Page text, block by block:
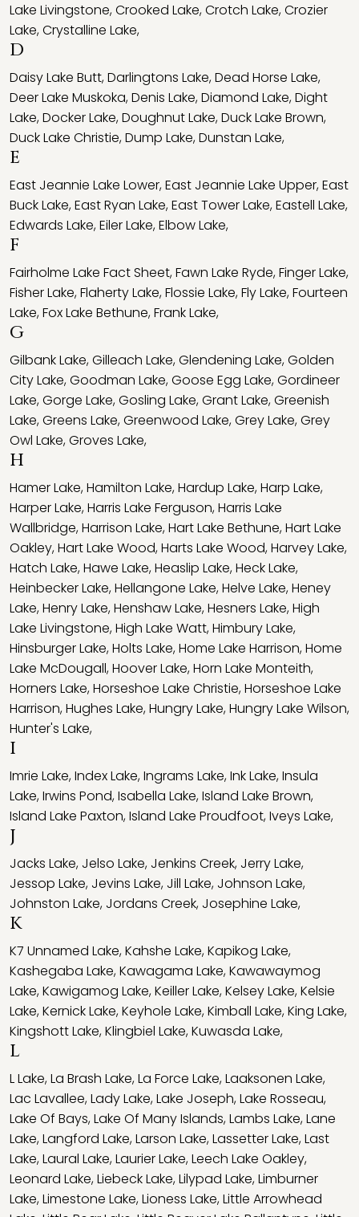
Lake Livingstone,Crooked Lake,Crotch Lake,Crozier
Lake,Crystalline Lake,
D
Daisy Lake Butt,Darlingtons Lake,Dead Horse Lake,
Deer Lake Muskoka,Denis Lake,Diamond Lake,Dight
Lake,Docker Lake,Doughnut Lake,Duck Lake Brown,
Duck Lake Christie,Dump Lake,Dunstan Lake,
E
East Jeannie Lake Lower,East Jeannie Lake Upper,East
Buck Lake,East Ryan Lake,East Tower Lake,Eastell Lake,
Edwards Lake,Eiler Lake,Elbow Lake,
F
Fairholme Lake Fact Sheet,Fawn Lake Ryde,Finger Lake,
Fisher Lake,Flaherty Lake,Flossie Lake,Fly Lake,Fourteen
Lake,Fox Lake Bethune,Frank Lake,
G
Gilbank Lake,Gilleach Lake,Glendening Lake,Golden
City Lake,Goodman Lake,Goose Egg Lake,Gordineer
Lake,Gorge Lake,Gosling Lake,Grant Lake,Greenish
Lake,Greens Lake,Greenwood Lake,Grey Lake,Grey
Owl Lake,Groves Lake,
H
Hamer Lake,Hamilton Lake,Hardup Lake,Harp Lake,
Harper Lake,Harris Lake Ferguson,Harris Lake
Wallbridge,Harrison Lake,Hart Lake Bethune,Hart Lake
Oakley,Hart Lake Wood,Harts Lake Wood,Harvey Lake,
Hatch Lake,Hawe Lake,Heaslip Lake,Heck Lake,
Heinbecker Lake,Hellangone Lake,Helve Lake,Heney
Lake,Henry Lake,Henshaw Lake,Hesners Lake,High
Lake Livingstone,High Lake Watt,Himbury Lake,
Hinsburger Lake,Holts Lake,Home Lake Harrison,Home
Lake McDougall,Hoover Lake,Horn Lake Monteith,
Horners Lake,Horseshoe Lake Christie,Horseshoe Lake
Harrison,Hughes Lake,Hungry Lake,Hungry Lake Wilson,
Hunter's Lake,
I
Imrie Lake,Index Lake,Ingrams Lake,Ink Lake,Insula
Lake,Irwins Pond,Isabella Lake,Island Lake Brown,
Island Lake Paxton,Island Lake Proudfoot,Iveys Lake,
J
Jacks Lake, Jelso Lake, Jenkins Creek, Jerry Lake,
Jessop Lake, Jevins Lake, Jill Lake, Johnson Lake,
Johnston Lake, Jordans Creek, Josephine Lake,
K
K7 Unnamed Lake,Kahshe Lake,Kapikog Lake,
Kashegaba Lake,Kawagama Lake,Kawawaymog
Lake,Kawigamog Lake,Keiller Lake,Kelsey Lake,Kelsie
Lake,Kernick Lake,Keyhole Lake,Kimball Lake,King Lake,
Kingshott Lake,Klingbiel Lake,Kuwasda Lake,
L
L Lake,La Brash Lake,La Force Lake,Laaksonen Lake,
Lac Lavallee,Lady Lake,Lake Joseph,Lake Rosseau,
Lake Of Bays,Lake Of Many Islands,Lambs Lake,Lane
Lake,Langford Lake,Larson Lake,Lassetter Lake,Last
Lake,Laural Lake,Laurier Lake,Leech Lake Oakley,
Leonard Lake,Liebeck Lake,Lilypad Lake,Limburner
Lake,Limestone Lake,Lioness Lake,Little Arrowhead